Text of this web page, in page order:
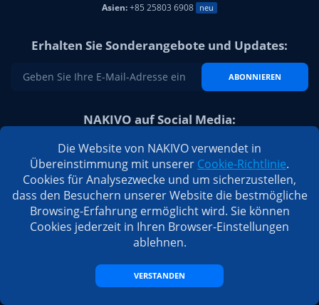
Asien:+85 25803 6908 neu
Erhalten Sie Sonderangebote und Updates:
ABONNIEREN
NAKIVO auf Social Media:
Die Website von NAKIVO verwendet in
Übereinstimmung mit unserer Cookie-Richtlinie.
Cookies für Analysezwecke und um sicherzustellen,
dass den Besuchern unserer Website die bestmögliche
Browsing-Erfahrung ermöglicht wird. Sie können
Cookies jederzeit in Ihren Browser-Einstellungen
ablehnen.
VERSTANDEN